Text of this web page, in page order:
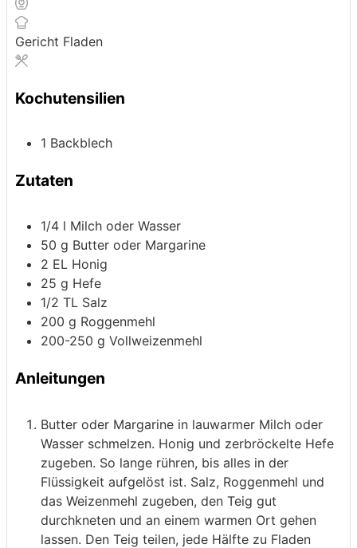
Gericht Fladen
Kochutensilien
1 Backblech
Zutaten
1/4 l Milch oder Wasser
50 g Butter oder Margarine
2 EL Honig
25 g Hefe
1/2 TL Salz
200 g Roggenmehl
200-250 g Vollweizenmehl
Anleitungen
Butter oder Margarine in lauwarmer Milch oder
Wasser schmelzen. Honig und zerbröckelte Hefe
zugeben. So lange rühren, bis alles in der
Flüssigkeit aufgelöst ist. Salz, Roggenmehl und
das Weizenmehl zugeben, den Teig gut
durchkneten und an einem warmen Ort gehen
lassen. Den Teig teilen, jede Hälfte zu Fladen